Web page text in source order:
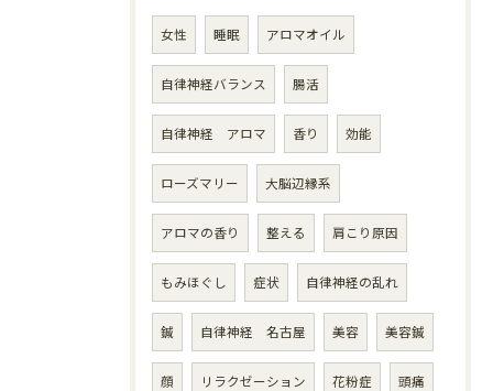
女性 睡眠 アロマオイル
自律神経バランス 腸活
自律神経 アロマ 香り 効能
ローズマリー 大脳辺縁系
アロマの香り 整える 肩こり原因
もみほぐし 症状 自律神経の乱れ
鍼 自律神経 名古屋 美容 美容鍼
顔 リラクゼーション 花粉症 頭痛